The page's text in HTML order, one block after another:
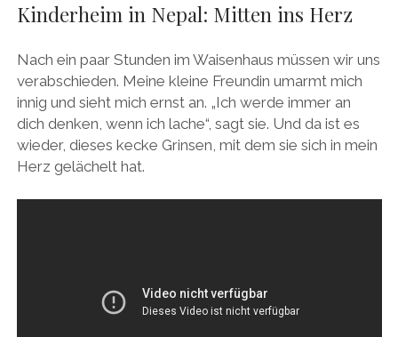
Kinderheim in Nepal: Mitten ins Herz
Nach ein paar Stunden im Waisenhaus müssen wir uns
verabschieden. Meine kleine Freundin umarmt mich
innig und sieht mich ernst an. „Ich werde immer an
dich denken, wenn ich lache“, sagt sie. Und da ist es
wieder, dieses kecke Grinsen, mit dem sie sich in mein
Herz gelächelt hat.